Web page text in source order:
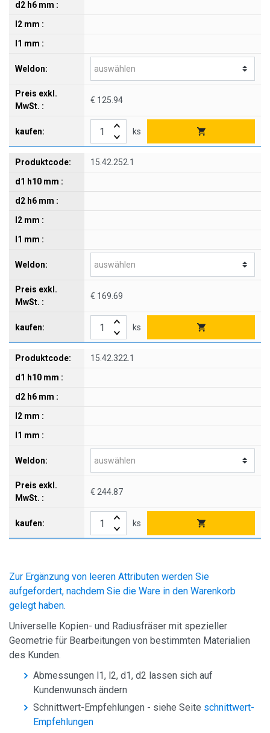
Zur Ergänzung von leeren Attributen werden Sie
aufgefordert, nachdem Sie die Ware in den Warenkorb
gelegt haben.
Universelle Kopien- und Radiusfräser mit spezieller
Geometrie für Bearbeitungen von bestimmten Materialien
des Kunden.
Abmessungen l1, l2, d1, d2 lassen sich auf
Kundenwunsch ändern
Schnittwert-Empfehlungen - siehe Seite schnittwert-
Empfehlungen
€ 125.94
ks
15.42.252.1
€ 169.69
ks
15.42.322.1
€ 244.87
ks